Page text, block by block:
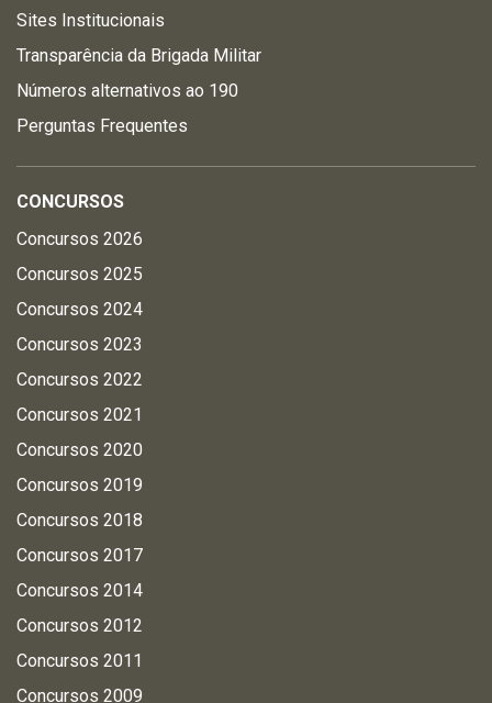
Sites Institucionais
Transparência da Brigada Militar
Números alternativos ao 190
Perguntas Frequentes
CONCURSOS
Concursos 2026
Concursos 2025
Concursos 2024
Concursos 2023
Concursos 2022
Concursos 2021
Concursos 2020
Concursos 2019
Concursos 2018
Concursos 2017
Concursos 2014
Concursos 2012
Concursos 2011
Concursos 2009